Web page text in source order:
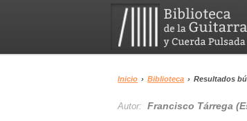
Inicio › Biblioteca › Resultados
Autor:Francisco Tárrega